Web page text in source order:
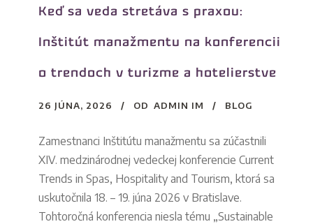
Keď sa veda stretáva s praxou:
Inštitút manažmentu na konferencii
o trendoch v turizme a hotelierstve
26 JÚNA, 2026 OD ADMIN IM BLOG
Zamestnanci Inštitútu manažmentu sa zúčastnili
XIV. medzinárodnej vedeckej konferencie Current
Trends in Spas, Hospitality and Tourism, ktorá sa
uskutočnila 18. – 19. júna 2026 v Bratislave.
Tohtoročná konferencia niesla tému „Sustainable